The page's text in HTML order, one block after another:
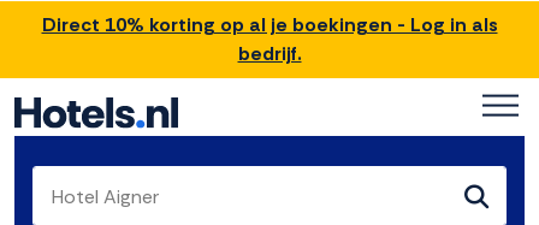
Direct 10% korting op al je boekingen - Log in als
bedrijf.